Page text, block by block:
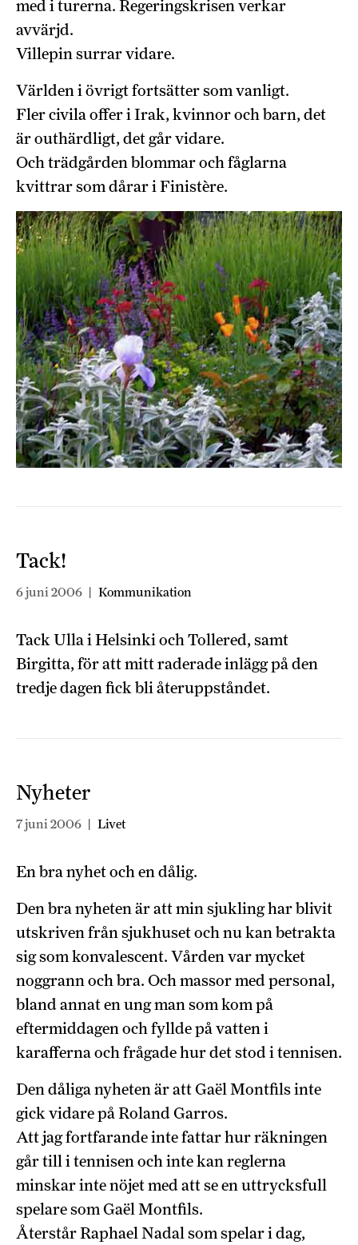
med i turerna. Regeringskrisen verkar
avvärjd.
Villepin surrar vidare.
Världen i övrigt fortsätter som vanligt.
Fler civila offer i Irak, kvinnor och barn, det
är outhärdligt, det går vidare.
Och trädgården blommar och fåglarna
kvittrar som dårar i Finistère.
Tack!
6 juni 2006 | Kommunikation
Tack Ulla i Helsinki och Tollered, samt
Birgitta, för att mitt raderade inlägg på den
tredje dagen fick bli återuppståndet.
Nyheter
7 juni 2006 | Livet
En bra nyhet och en dålig.
Den bra nyheten är att min sjukling har blivit
utskriven från sjukhuset och nu kan betrakta
sig som konvalescent. Vården var mycket
noggrann och bra. Och massor med personal,
bland annat en ung man som kom på
eftermiddagen och fyllde på vatten i
karafferna och frågade hur det stod i tennisen.
Den dåliga nyheten är att Gaël Montfils inte
gick vidare på Roland Garros.
Att jag fortfarande inte fattar hur räkningen
går till i tennisen och inte kan reglerna
minskar inte nöjet med att se en uttrycksfull
spelare som Gaël Montfils.
Återstår Raphael Nadal som spelar i dag,